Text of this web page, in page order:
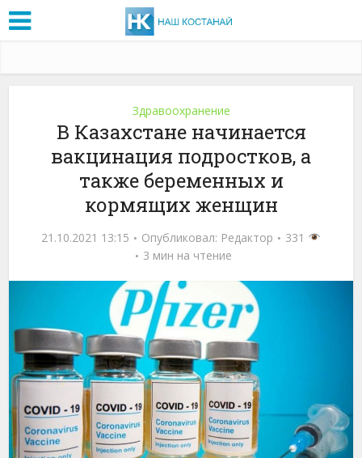
Здравоохранение
В Казахстане начинается
вакцинация подростков, а
также беременных и
кормящих женщин
21.10.2021 13:15 Опубликовал: Редактор
331
3 мин на чтение